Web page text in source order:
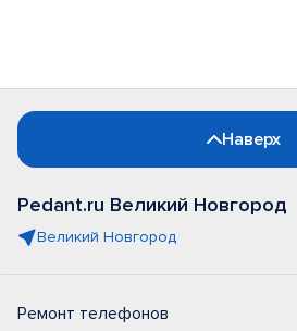
Наверх
Pedant.ru Великий Новгород
Великий Новгород
Ремонт телефонов